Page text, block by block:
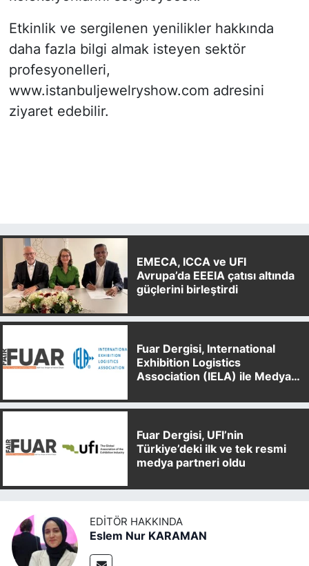
Etkinlik ve sergilenen yenilikler hakkında
daha fazla bilgi almak isteyen sektör
profesyonelleri,
www.istanbuljewelryshow.com adresini
ziyaret edebilir.
EMECA, ICCA ve UFI
Avrupa’da EEEIA çatısı altında
güçlerini birleştirdi
Fuar Dergisi, International
Exhibition Logistics
Association (IELA) ile Medya
Fuar Dergisi, UFI’nin
Türkiye’deki ilk ve tek resmi
medya partneri oldu
EDITÖR HAKKINDA
Eslem Nur KARAMAN